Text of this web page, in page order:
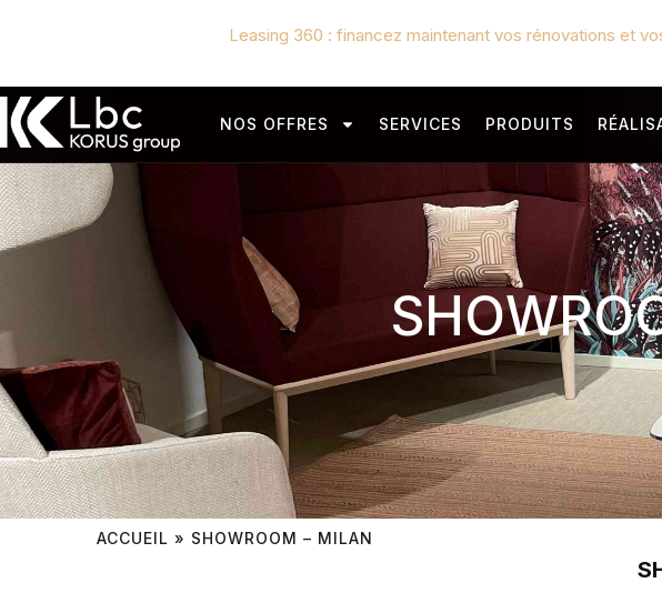
Leasing 360 : financez maintenant vos rénovations et
NOS OFFRES SERVICES PRODUITS
ACCUEIL » SHOWROOM – MILAN